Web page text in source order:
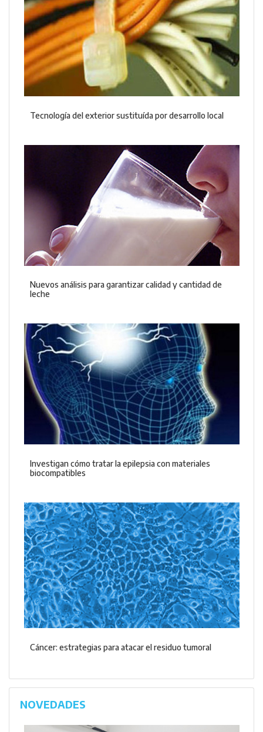
Tecnología del exterior sustituída por desarrollo local
Nuevos análisis para garantizar calidad y cantidad de
leche
Investigan cómo tratar la epilepsia con materiales
biocompatibles
Cáncer: estrategias para atacar el residuo tumoral
NOVEDADES